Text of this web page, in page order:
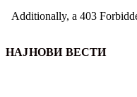
НАЈНОВИ ВЕСТИ